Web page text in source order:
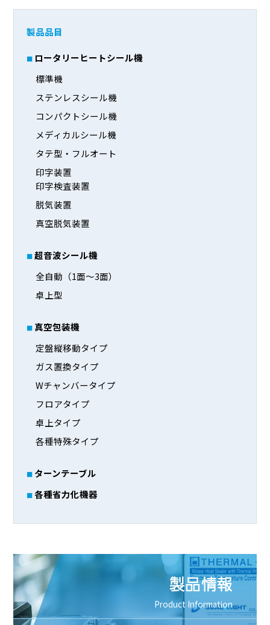
製品品目
ロータリーヒートシール機
標準機
ステンレスシール機
コンパクトシール機
メディカルシール機
タテ型・フルオート
印字装置
印字検査装置
脱気装置
真空脱気装置
超音波シール機
全自動（1面～3面）
卓上型
真空包装機
定盤縦移動タイプ
ガス置換タイプ
Wチャンバータイプ
フロアタイプ
卓上タイプ
各種特殊タイプ
ターンテーブル
各種省力化機器
製品情報
Product Information